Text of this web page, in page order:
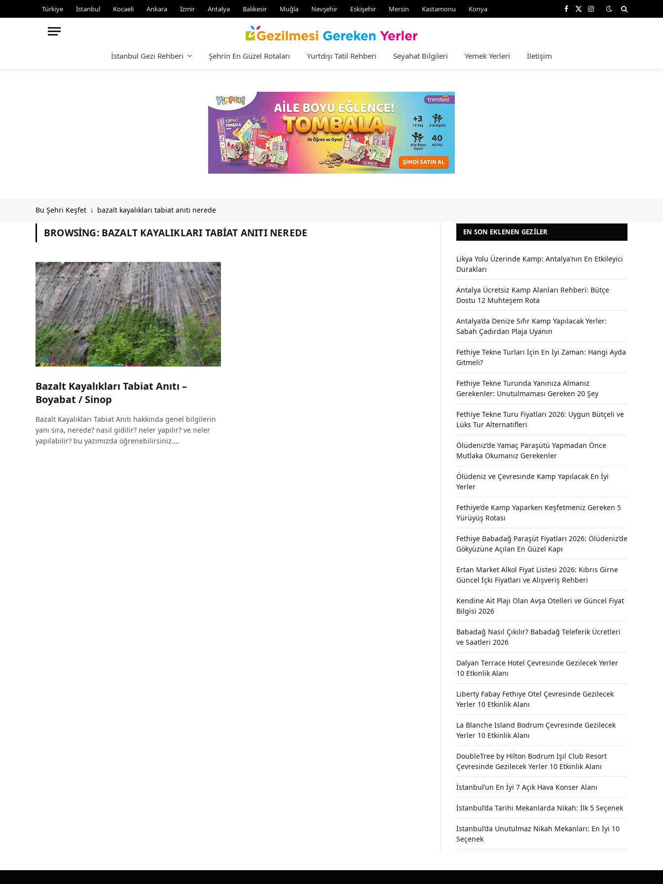
Türkiye İstanbul Kocaeli Ankara İzmir Antalya Balıkesir Muğla Nevşehir Eskişehir Mersin Kastamonu Konya Facebook
X
Instagram
İstanbul Gezi Rehberi Şehrin En Güzel Rotaları Yurtdışı Tatil Rehberi Seyahat Bilgileri Yemek Yerleri İletişim
Bu Şehri Keşfet ↓ bazalt kayalıkları tabiat anıtı nerede
BROWSING: BAZALT KAYALIKLARI TABIAT ANITI NEREDE
Bazalt Kayalıkları Tabiat Anıtı –
Boyabat / Sinop
Bazalt Kayalıkları Tabiat Anıtı hakkında genel bilgilerin
yanı sıra, nerede? nasıl gidilir? neler yapılır? ve neler
yapılabilir? bu yazımızda öğrenebilirsiniz.…
EN SON EKLENEN GEZILER
Likya Yolu Üzerinde Kamp: Antalya’nın En Etkileyici
Durakları
Antalya Ücretsiz Kamp Alanları Rehberi: Bütçe
Dostu 12 Muhteşem Rota
Antalya’da Denize Sıfır Kamp Yapılacak Yerler:
Sabah Çadırdan Plaja Uyanın
Fethiye Tekne Turları İçin En İyi Zaman: Hangi Ayda
Gitmeli?
Fethiye Tekne Turunda Yanınıza Almanız
Gerekenler: Unutulmaması Gereken 20 Şey
Fethiye Tekne Turu Fiyatları 2026: Uygun Bütçeli ve
Lüks Tur Alternatifleri
Ölüdeniz’de Yamaç Paraşütü Yapmadan Önce
Mutlaka Okumanız Gerekenler
Ölüdeniz ve Çevresinde Kamp Yapılacak En İyi
Yerler
Fethiye’de Kamp Yaparken Keşfetmeniz Gereken 5
Yürüyüş Rotası
Fethiye Babadağ Paraşüt Fiyatları 2026: Ölüdeniz’de
Gökyüzüne Açılan En Güzel Kapı
Ertan Market Alkol Fiyat Listesi 2026: Kıbrıs Girne
Güncel İçki Fiyatları ve Alışveriş Rehberi
Kendine Ait Plajı Olan Avşa Otelleri ve Güncel Fiyat
Bilgisi 2026
Babadağ Nasıl Çıkılır? Babadağ Teleferik Ücretleri
ve Saatleri 2026
Dalyan Terrace Hotel Çevresinde Gezilecek Yerler
10 Etkinlik Alanı
Liberty Fabay Fethiye Otel Çevresinde Gezilecek
Yerler 10 Etkinlik Alanı
La Blanche Island Bodrum Çevresinde Gezilecek
Yerler 10 Etkinlik Alanı
DoubleTree by Hilton Bodrum Işıl Club Resort
Çevresinde Gezilecek Yerler 10 Etkinlik Alanı
İstanbul’un En İyi 7 Açık Hava Konser Alanı
İstanbul’da Tarihi Mekanlarda Nikah: İlk 5 Seçenek
İstanbul’da Unutulmaz Nikah Mekanları: En İyi 10
Seçenek